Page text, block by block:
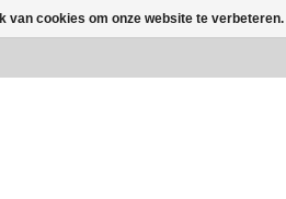
van cookies om onze website te verbeteren.